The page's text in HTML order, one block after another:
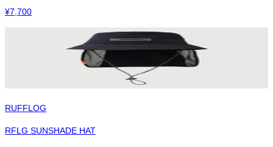
¥7,700
RUFFLOG
RFLG SUNSHADE HAT